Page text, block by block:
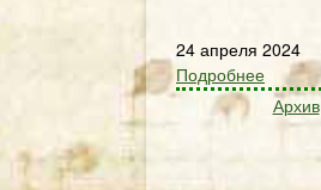
24 апреля 2024
Подробнее
Архив